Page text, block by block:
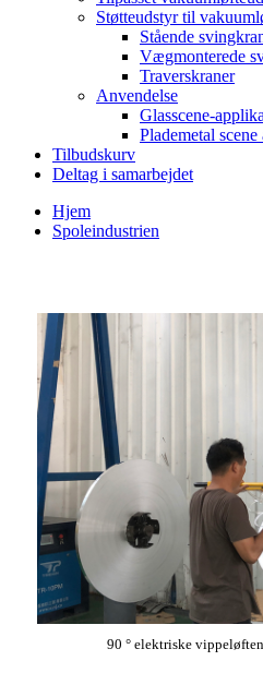
Støtteudstyr til
Stående
Vægmonterede
Traverskraner
Anvendelse
Glasscene-
Plademetal
Tilbudskurv
Deltag i samarbejdet
Hjem
Spoleindustrien
90 ° elektriske